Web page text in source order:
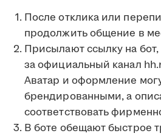
После отклика или
продолжить общение в
Присылают ссылку на
за официальный канал
Аватар и оформление
брендированными, а
соответствовать
В боте обещают быстрое